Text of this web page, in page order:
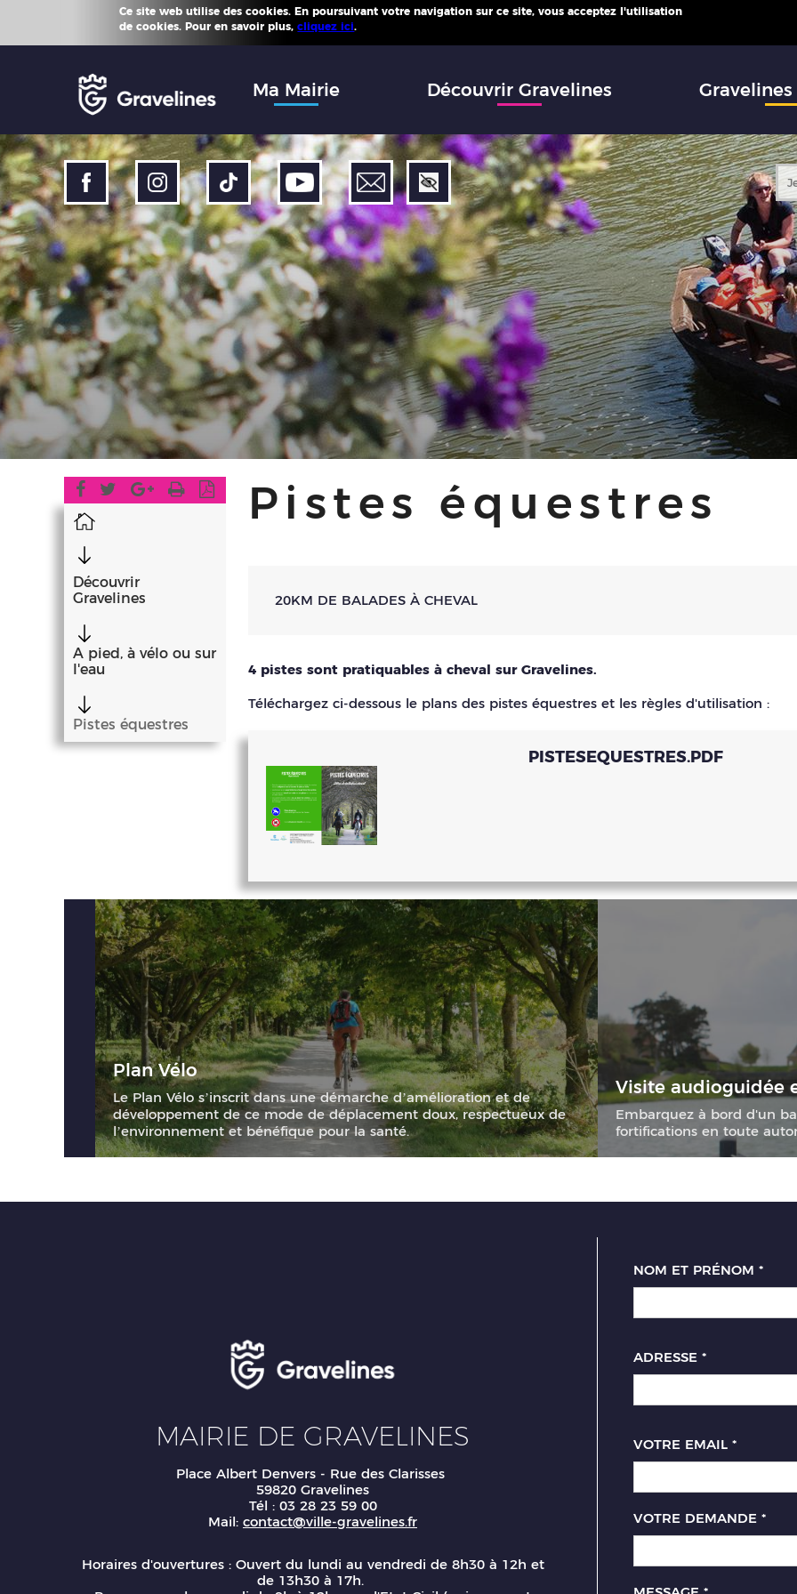
Ce site web utilise des cookies. En poursuivant votre navigation sur ce site, vous acceptez l'utilisation
de cookies. Pour en savoir plus,cliquez ici.
Ma Mairie Découvrir Gravelines
Accueil
Découvrir
Gravelines
A pied, à vélo ou sur
l'eau
Pistes équestres
Pistes équestres
20KM DE BALADES À CHEVAL
4 pistes sont pratiquables à cheval sur Gravelines.
Téléchargez ci-dessous le plans des pistes équestres et les règles d'utilisation :
PISTESEQUESTRES.PDF
Plan Vélo
Le Plan Vélo s’inscrit dans une démarche d’amélioration et de
développement de ce mode de déplacement doux, respectueux de
l’environnement et bénéfique pour la santé.
Visite audioguidée
Embarquez à bord d'un
fortifications en toute
MAIRIE DE GRAVELINES
Place Albert Denvers - Rue des Clarisses
59820 Gravelines
Tél : 03 28 23 59 00
Mail: contact@ville-gravelines.fr
Horaires d'ouvertures : Ouvert du lundi au vendredi de 8h30 à 12h et
de 13h30 à 17h.
NOM ET PRÉNOM *
ADRESSE *
VOTRE EMAIL *
VOTRE DEMANDE *